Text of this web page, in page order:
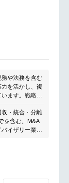
や法務を含む
を活かし、複
ます。戦略立
ントの持続的
す。
・統合・分離
を含む、M&A
イザリー業務
適化や事業分
PMO支援、